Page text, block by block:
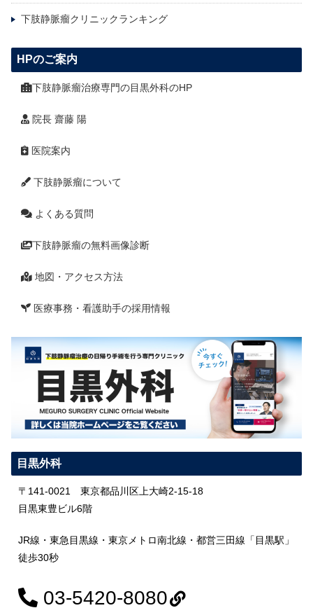
下肢静脈瘤クリニックランキング
HPのご案内
下肢静脈瘤治療専門の目黒外科のHP
院長 齋藤 陽
医院案内
下肢静脈瘤について
よくある質問
下肢静脈瘤の無料画像診断
地図・アクセス方法
医療事務・看護助手の採用情報
目黒外科
〒141-0021 東京都品川区上大崎2-15-18
目黒東豊ビル6階
JR線・東急目黒線・東京メトロ南北線・都営三田線「目黒駅」
徒歩30秒
03-5420-8080